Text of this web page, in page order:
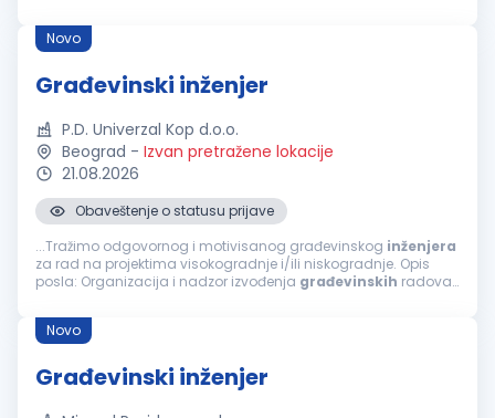
znanje: AutoCAD, MS Office Spremnost...
Novo
Građevinski inženjer
P.D. Univerzal Kop d.o.o.
Beograd - Izvan pretražene lokacije
21.08.2026
Obaveštenje o statusu prijave
...Tražimo odgovornog i motivisanog građevinskog inženjera
za rad na projektima visokogradnje i/ili niskogradnje. Opis
posla: Organizacija i nadzor izvođenja građevinskih radova.
investitorima...
Novo
Građevinski inženjer